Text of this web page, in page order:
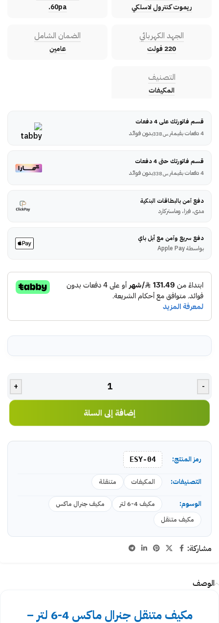
ريموت كنترول لاسلكي 60pa.
الجهد الكهربائي
220 فولت
الضمان الشامل
عامين
التصنيف
المكيفات
قسم فاتورتك على 4 دفعات
4 دفعات بقيمة
ر.س بدون فوائد
قسم فاتورتك حتى 4 دفعات
4 دفعات بقيمة
ر.س بدون فوائد
دفع آمن بالبطاقات البنكية
مدى، فيزا، وماستركارد
دفع سريع وآمن مع أبل باي
بواسطة Apple Pay
-
+
إضافة إلى السلة
رمز المنتج: ESY-04
التصنيفات: المكيفات متنقلة
الوسوم: مكيف 4-6 لتر
مكيف جنرال ماكس
مكيف متنقل
مشاركة:
الوصف
مكيف متنقل جنرال ماكس 4-6 لتر –